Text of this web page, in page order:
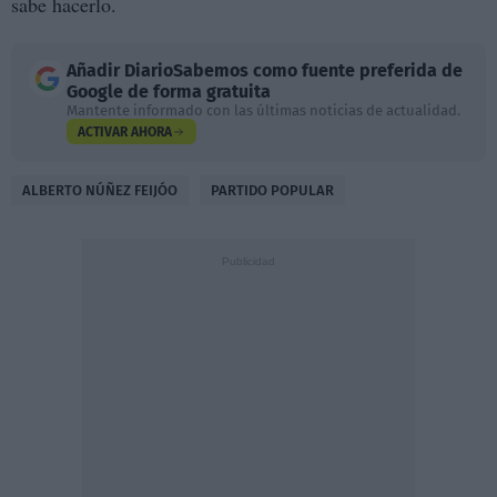
Añadir DiarioSabemos como fuente preferida de
Google de forma gratuita
Mantente informado con las últimas noticias de actualidad.
ACTIVAR AHORA
ALBERTO NÚÑEZ FEIJÓO PARTIDO POPULAR